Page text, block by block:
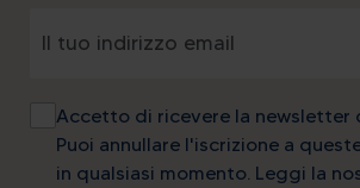
Accetto di ricevere la newsletter
Puoi annullare l'iscrizione a
in qualsiasi momento. Leggi la